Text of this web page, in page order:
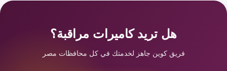
هل تريد كاميرات مراقبة؟
فريق كوين جاهز لخدمتك في كل محافظات مصر